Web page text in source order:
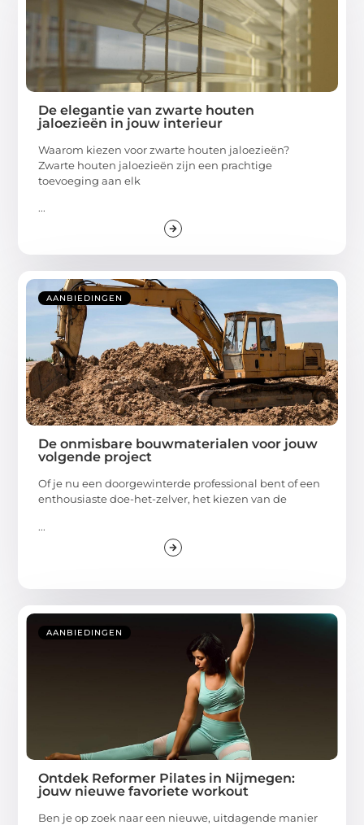
De elegantie van zwarte houten
jaloezieën in jouw interieur
Waarom kiezen voor zwarte houten jaloezieën?
Zwarte houten jaloezieën zijn een prachtige
toevoeging aan elk
...
AANBIEDINGEN
De onmisbare bouwmaterialen voor jouw
volgende project
Of je nu een doorgewinterde professional bent of een
enthousiaste doe-het-zelver, het kiezen van de
...
AANBIEDINGEN
Ontdek Reformer Pilates in Nijmegen:
jouw nieuwe favoriete workout
Ben je op zoek naar een nieuwe, uitdagende manier